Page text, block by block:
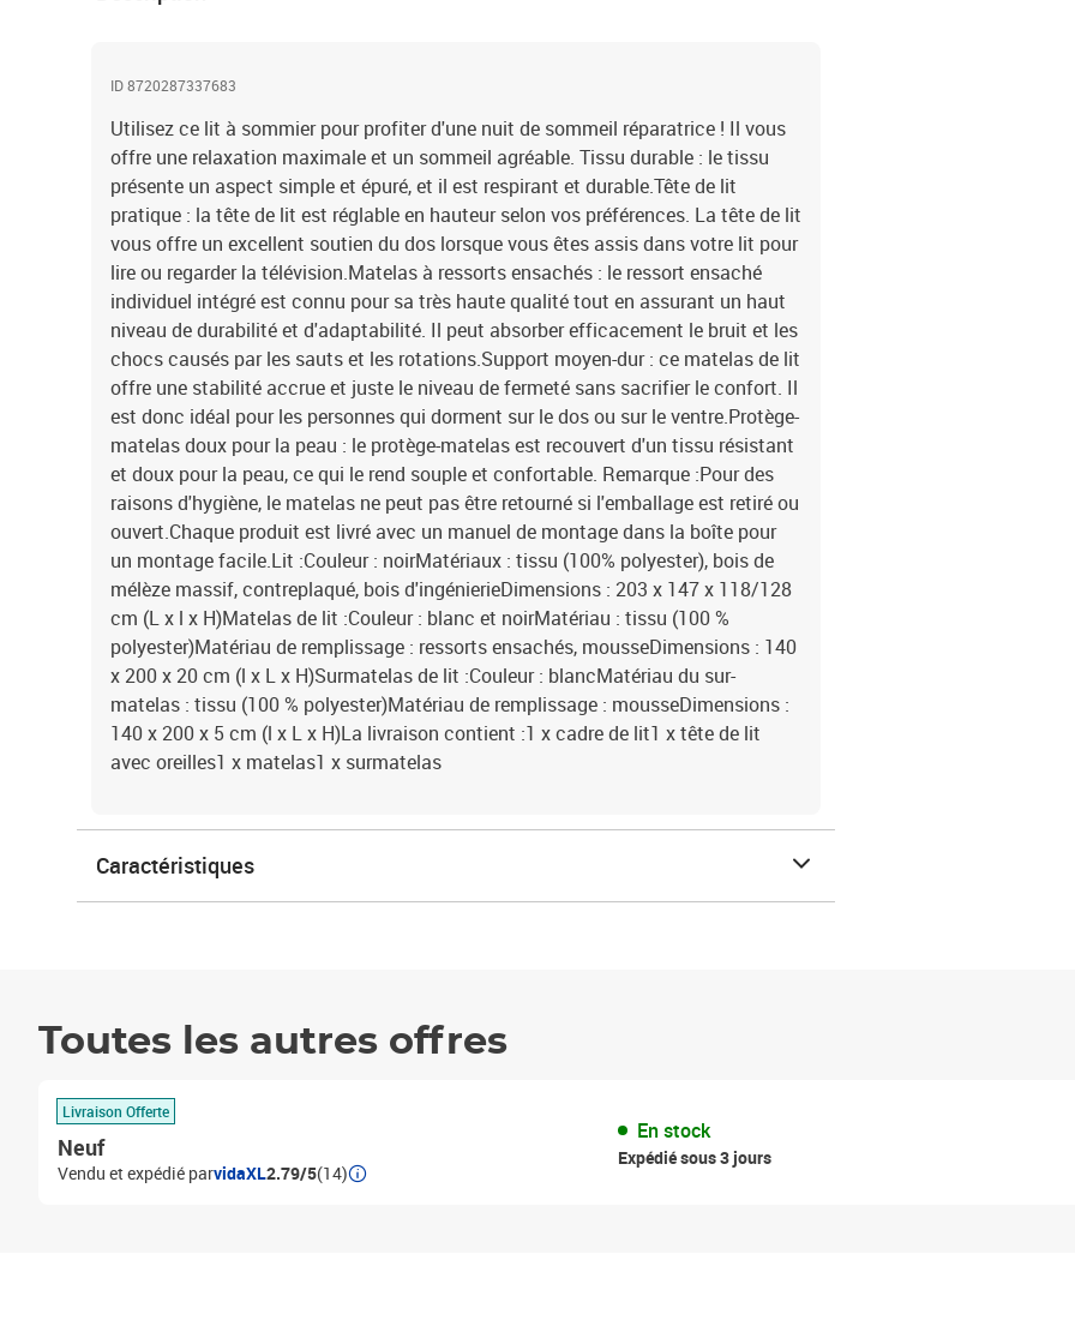
ID 8720287337683
Utilisez ce lit à sommier pour profiter d'une nuit de sommeil réparatrice ! Il vous
offre une relaxation maximale et un sommeil agréable. Tissu durable : le tissu
présente un aspect simple et épuré, et il est respirant et durable.Tête de lit
pratique : la tête de lit est réglable en hauteur selon vos préférences. La tête de lit
vous offre un excellent soutien du dos lorsque vous êtes assis dans votre lit pour
lire ou regarder la télévision.Matelas à ressorts ensachés : le ressort ensaché
individuel intégré est connu pour sa très haute qualité tout en assurant un haut
niveau de durabilité et d'adaptabilité. Il peut absorber efficacement le bruit et les
chocs causés par les sauts et les rotations.Support moyen-dur : ce matelas de lit
offre une stabilité accrue et juste le niveau de fermeté sans sacrifier le confort. Il
est donc idéal pour les personnes qui dorment sur le dos ou sur le ventre.Protège-
matelas doux pour la peau : le protège-matelas est recouvert d'un tissu résistant
et doux pour la peau, ce qui le rend souple et confortable. Remarque :Pour des
raisons d'hygiène, le matelas ne peut pas être retourné si l'emballage est retiré ou
ouvert.Chaque produit est livré avec un manuel de montage dans la boîte pour
un montage facile.Lit :Couleur : noirMatériaux : tissu (100% polyester), bois de
mélèze massif, contreplaqué, bois d'ingénierieDimensions : 203 x 147 x 118/128
cm (L x l x H)Matelas de lit :Couleur : blanc et noirMatériau : tissu (100 %
polyester)Matériau de remplissage : ressorts ensachés, mousseDimensions : 140
x 200 x 20 cm (l x L x H)Surmatelas de lit :Couleur : blancMatériau du sur-
matelas : tissu (100 % polyester)Matériau de remplissage : mousseDimensions :
140 x 200 x 5 cm (l x L x H)La livraison contient :1 x cadre de lit1 x tête de lit
avec oreilles1 x matelas1 x surmatelas
Caractéristiques
Toutes les autres offres
Livraison Offerte
Neuf
Vendu et expédié parvidaXL2.79/5(14)
En stock
Expédié sous 3 jours